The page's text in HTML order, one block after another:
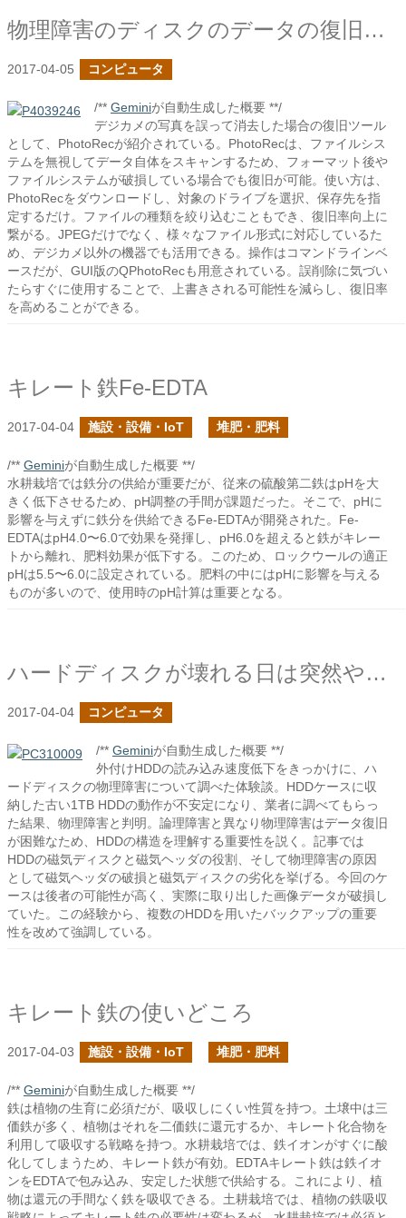
物理障害のディスクのデータの復旧に挑戦
2017-04-05 コンピュータ
/** Geminiが自動生成した概要 **/
デジカメの写真を誤って消去した場合の復旧ツール
として、PhotoRecが紹介されている。PhotoRecは、ファイルシス
テムを無視してデータ自体をスキャンするため、フォーマット後や
ファイルシステムが破損している場合でも復旧が可能。使い方は、
PhotoRecをダウンロードし、対象のドライブを選択、保存先を指
定するだけ。ファイルの種類を絞り込むこともでき、復旧率向上に
繋がる。JPEGだけでなく、様々なファイル形式に対応しているた
め、デジカメ以外の機器でも活用できる。操作はコマンドラインベ
ースだが、GUI版のQPhotoRecも用意されている。誤削除に気づい
たらすぐに使用することで、上書きされる可能性を減らし、復旧率
を高めることができる。
キレート鉄Fe-EDTA
2017-04-04 施設・設備・IoT 堆肥・肥料
/** Geminiが自動生成した概要 **/
水耕栽培では鉄分の供給が重要だが、従来の硫酸第二鉄はpHを大
きく低下させるため、pH調整の手間が課題だった。そこで、pHに
影響を与えずに鉄分を供給できるFe-EDTAが開発された。Fe-
EDTAはpH4.0〜6.0で効果を発揮し、pH6.0を超えると鉄がキレー
トから離れ、肥料効果が低下する。このため、ロックウールの適正
pHは5.5〜6.0に設定されている。肥料の中にはpHに影響を与える
ものが多いので、使用時のpH計算は重要となる。
ハードディスクが壊れる日は突然やってくる
2017-04-04 コンピュータ
/** Geminiが自動生成した概要 **/
外付けHDDの読み込み速度低下をきっかけに、ハ
ードディスクの物理障害について調べた体験談。HDDケースに収
納した古い1TB HDDの動作が不安定になり、業者に調べてもらっ
た結果、物理障害と判明。論理障害と異なり物理障害はデータ復旧
が困難なため、HDDの構造を理解する重要性を説く。記事では
HDDの磁気ディスクと磁気ヘッダの役割、そして物理障害の原因
として磁気ヘッダの破損と磁気ディスクの劣化を挙げる。今回のケ
ースは後者の可能性が高く、実際に取り出した画像データが破損し
ていた。この経験から、複数のHDDを用いたバックアップの重要
性を改めて強調している。
キレート鉄の使いどころ
2017-04-03 施設・設備・IoT 堆肥・肥料
/** Geminiが自動生成した概要 **/
鉄は植物の生育に必須だが、吸収しにくい性質を持つ。土壌中は三
価鉄が多く、植物はそれを二価鉄に還元するか、キレート化合物を
利用して吸収する戦略を持つ。水耕栽培では、鉄イオンがすぐに酸
化してしまうため、キレート鉄が有効。EDTAキレート鉄は鉄イオ
ンをEDTAで包み込み、安定した状態で供給する。これにより、植
物は還元の手間なく鉄を吸収できる。土耕栽培では、植物の鉄吸収